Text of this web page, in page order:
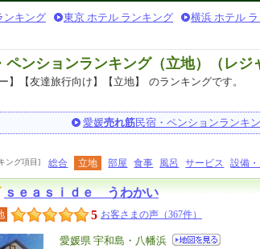
ンキング 東京 ホテル ランキング 横浜 ホテル
ンションランキング（立地）（レジ
】【友達旅行向け】【立地】
のランキングです。
愛媛売れ筋民宿・ペンションランキ
ング項目] 総合 立地 部屋 食事 風呂 サービス 設備
ｓｅａｓｉｄｅ うわかい
5 お客さまの声（367件）
エ
愛媛県 宇和島・八幡浜